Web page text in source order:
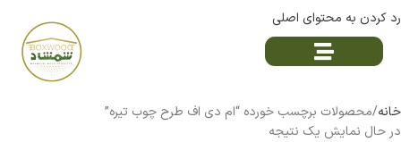
رد کردن به محتوای اصلی
خانه محصولات برچسب خورده “ام دی اف طرح چوب تیره”
در حال نمایش یک نتیجه